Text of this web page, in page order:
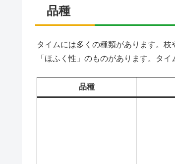
品種
タイムには多くの種類があります。
「ほふく性」のものがあります。タ
品種